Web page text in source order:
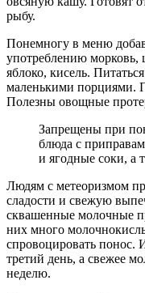
рыбу.
Понемногу в меню
употреблению морковь,
яблоко, кисель.
маленькими порциями.
Полезны овощные
Запрещены при
блюда с
и ягодные соки, а
Людям с метеоризмом
сладости и свежую
сквашенные молочные
них много
спровоцировать понос.
третий день, а свежее
неделю.